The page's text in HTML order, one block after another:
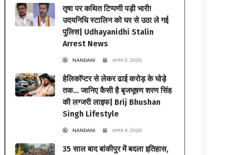
तृषा पर कथित टिप्पणी पड़ी भारी!
उदयनिधि स्टालिन को घर से उठा ले गई
पुलिस| Udhayanidhi Stalin
Arrest News
NANDANI अगस्त 5, 2026
हेलिकॉप्टर से लेकर ढाई करोड़ के घोड़े
तक… जानिए कैसी है बृजभूषण शरण सिंह
की लग्जरी लाइफ| Brij Bhushan
Singh Lifestyle
NANDANI अगस्त 4, 2026
35 साल बाद बांकीपुर में बदला इतिहास,